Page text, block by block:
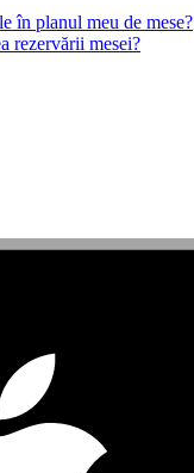
în planul meu de mese?
rezervării mesei?